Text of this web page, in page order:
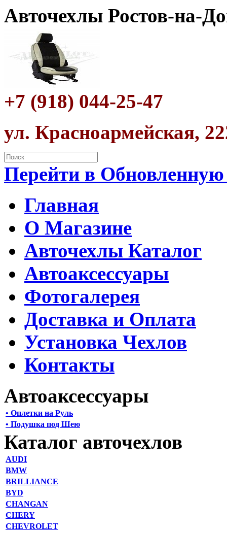
Авточехлы Ростов-на-
+7 (918) 044-25-47
ул. Красноармейская,
Перейти в
Главная
О Магазине
Авточехлы Каталог
Автоаксессуары
Фотогалерея
Доставка и Оплата
Установка Чехлов
Контакты
Автоаксессуары
• Оплетки на Руль
• Подушка под Шею
Каталог авточехлов
AUDI
BMW
BRILLIANCE
BYD
CHANGAN
CHERY
CHEVROLET